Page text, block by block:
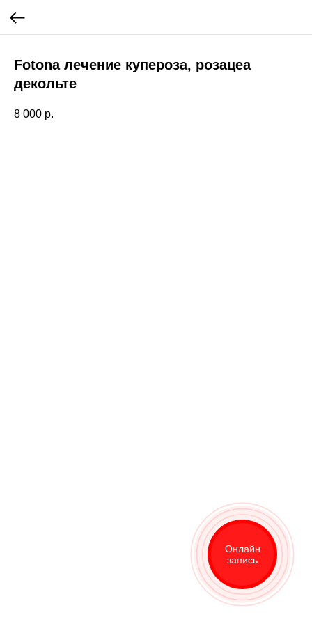
Fotona лечение купероза, розацеа
декольте
8 000 р.
Онлайн
запись